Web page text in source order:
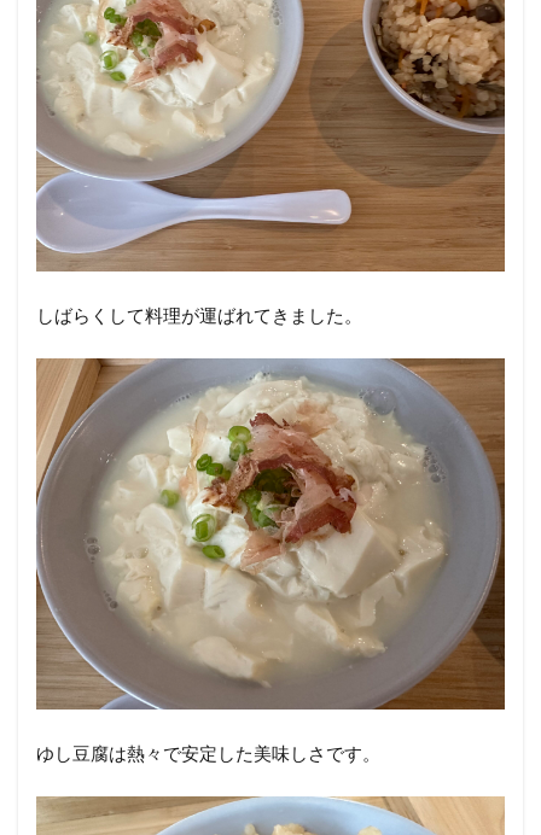
しばらくして料理が運ばれてきました。
ゆし豆腐は熱々で安定した美味しさです。